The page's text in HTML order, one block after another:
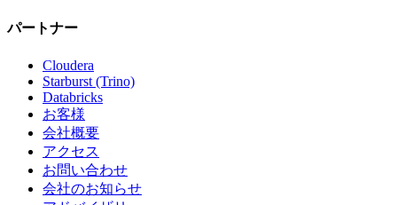
パートナー
Cloudera
Starburst (Trino)
Databricks
お客様
会社概要
アクセス
お問い合わせ
会社のお知らせ